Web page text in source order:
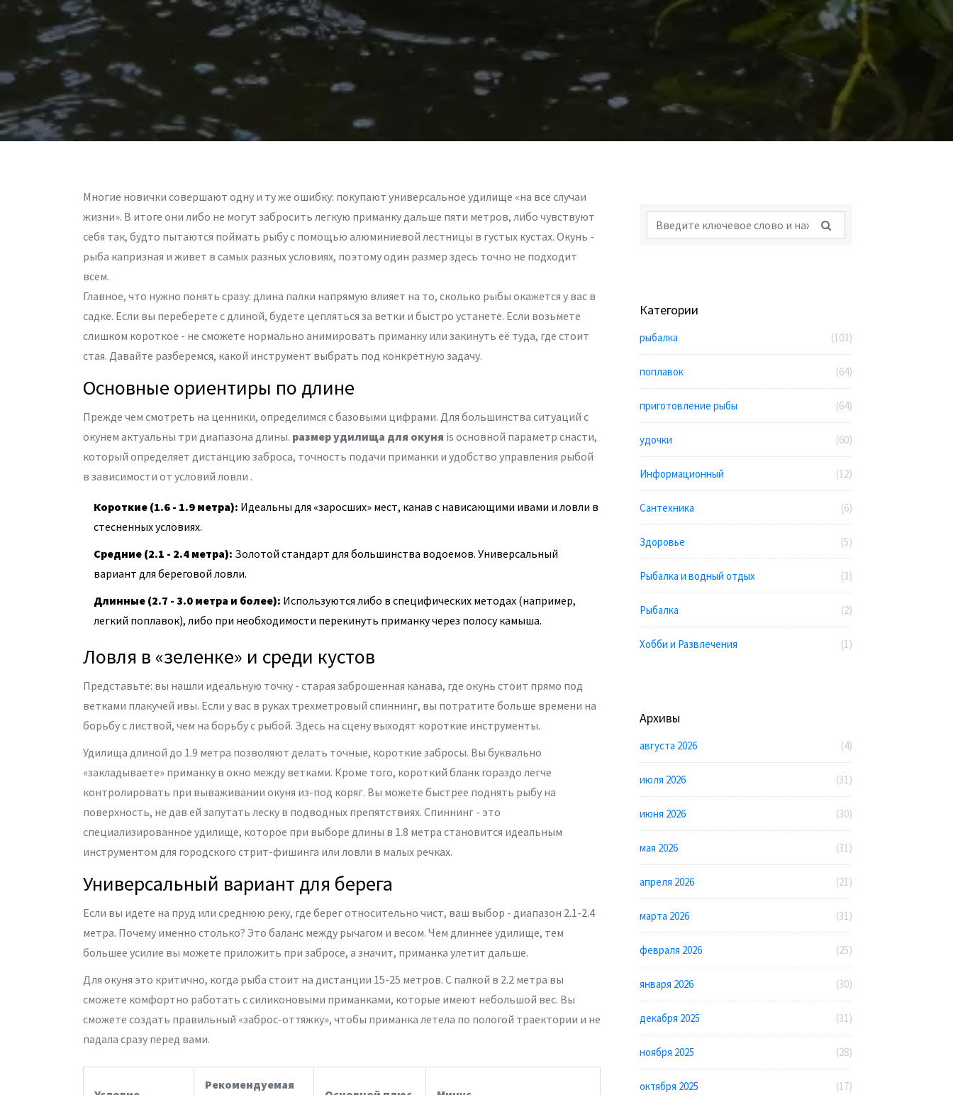
Многие новички совершают одну и ту же ошибку: покупают универсальное удилище «на все случаи
жизни». В итоге они либо не могут забросить легкую приманку дальше пяти метров, либо чувствуют
себя так, будто пытаются поймать рыбу с помощью алюминиевой лестницы в густых кустах. Окунь -
рыба капризная и живет в самых разных условиях, поэтому один размер здесь точно не подходит
всем.
Главное, что нужно понять сразу: длина палки напрямую влияет на то, сколько рыбы окажется у вас в
садке. Если вы переберете с длиной, будете цепляться за ветки и быстро устанете. Если возьмете
слишком короткое - не сможете нормально анимировать приманку или закинуть её туда, где стоит
стая. Давайте разберемся, какой инструмент выбрать под конкретную задачу.
Основные ориентиры по длине
Прежде чем смотреть на ценники, определимся с базовыми цифрами. Для большинства ситуаций с
окунем актуальны три диапазона длины. размер удилища для окуня is основной параметр снасти,
который определяет дистанцию заброса, точность подачи приманки и удобство управления рыбой
в зависимости от условий ловли .
Короткие (1.6 - 1.9 метра): Идеальны для «заросших» мест, канав с нависающими ивами и ловли в
стесненных условиях.
Средние (2.1 - 2.4 метра): Золотой стандарт для большинства водоемов. Универсальный
вариант для береговой ловли.
Длинные (2.7 - 3.0 метра и более): Используются либо в специфических методах (например,
легкий поплавок), либо при необходимости перекинуть приманку через полосу камыша.
Ловля в «зеленке» и среди кустов
Представьте: вы нашли идеальную точку - старая заброшенная канава, где окунь стоит прямо под
ветками плакучей ивы. Если у вас в руках трехметровый спиннинг, вы потратите больше времени на
борьбу с листвой, чем на борьбу с рыбой. Здесь на сцену выходят короткие инструменты.
Удилища длиной до 1.9 метра позволяют делать точные, короткие забросы. Вы буквально
«закладываете» приманку в окно между ветками. Кроме того, короткий бланк гораздо легче
контролировать при вываживании окуня из-под коряг. Вы можете быстрее поднять рыбу на
поверхность, не дав ей запутать леску в подводных препятствиях. Спиннинг - это
специализированное удилище, которое при выборе длины в 1.8 метра становится идеальным
инструментом для городского стрит-фишинга или ловли в малых речках.
Универсальный вариант для берега
Если вы идете на пруд или среднюю реку, где берег относительно чист, ваш выбор - диапазон 2.1-2.4
метра. Почему именно столько? Это баланс между рычагом и весом. Чем длиннее удилище, тем
большее усилие вы можете приложить при забросе, а значит, приманка улетит дальше.
Для окуня это критично, когда рыба стоит на дистанции 15-25 метров. С палкой в 2.2 метра вы
сможете комфортно работать ссиликоновыми приманками, которые имеют небольшой вес. Вы
сможете создать правильный «заброс-оттяжку», чтобы приманка летела по пологой траектории и не
падала сразу перед вами.
Рекомендуемая
Категории
рыбалка (103)
поплавок (64)
приготовление рыбы (64)
удочки (60)
Информационный (12)
Сантехника (6)
Здоровье (5)
Рыбалка и водный отдых (3)
Рыбалка (2)
Хобби и Развлечения (1)
Архивы
августа 2026 (4)
июля 2026 (31)
июня 2026 (30)
мая 2026 (31)
апреля 2026 (21)
марта 2026 (31)
февраля 2026 (25)
января 2026 (30)
декабря 2025 (31)
ноября 2025 (28)
октября 2025 (17)